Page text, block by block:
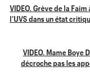
Navigation
de
VIDEO. Grève de la
l’UVS dans un état
VIDEO. Mame Boye
décroche pas les